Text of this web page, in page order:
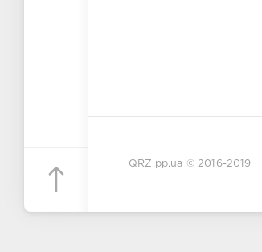
QRZ.pp.ua © 2016-2019